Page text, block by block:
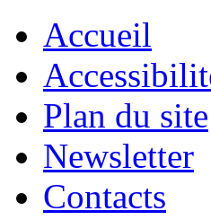
Accueil
Plan du site
Newsletter
Contacts